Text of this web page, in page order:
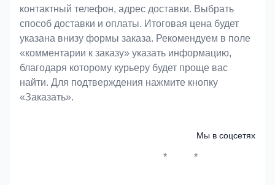
контактный телефон, адрес доставки. Выбрать
способ доставки и оплаты. Итоговая цена будет
указана внизу формы заказа. Рекомендуем в поле
«комментарии к заказу» указать информацию,
благодаря которому курьеру будет проще вас
найти. Для подтверждения нажмите кнопку
«Заказать».
Мы в соцсетях
* *